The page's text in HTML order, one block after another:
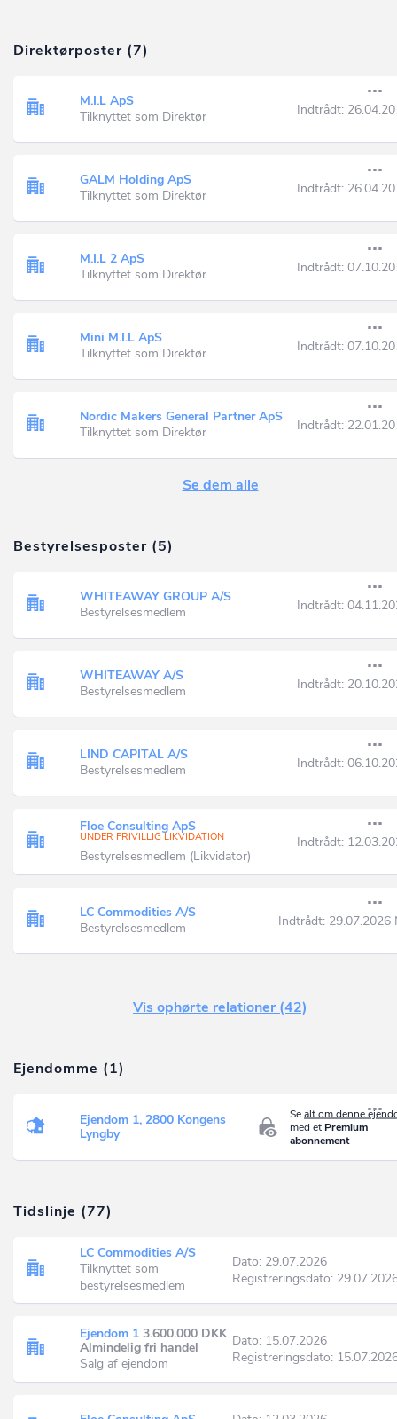
Direktørposter (7)
M.I.L ApS
Tilknyttet som Direktør
Indtrådt:
GALM Holding ApS
Tilknyttet som Direktør
Indtrådt:
M.I.L 2 ApS
Tilknyttet som Direktør
Indtrådt:
Mini M.I.L ApS
Tilknyttet som Direktør
Indtrådt:
Nordic Makers General Partner ApS
Tilknyttet som Direktør
Indtrådt:
Se dem alle
Bestyrelsesposter (5)
WHITEAWAY GROUP A/S
Bestyrelsesmedlem
Indtrådt:
WHITEAWAY A/S
Bestyrelsesmedlem
Indtrådt:
LIND CAPITAL A/S
Bestyrelsesmedlem
Indtrådt:
Floe Consulting ApS
UNDER FRIVILLIG LIKVIDATION
Bestyrelsesmedlem (Likvidator)
Indtrådt:
LC Commodities A/S
Bestyrelsesmedlem
Indtrådt: 29.07.2026
Vis ophørte relationer (42)
Ejendomme (1)
Sealt om denne
med et Premium
abonnement
Ejendom 1, 2800 Kongens
Lyngby
Tidslinje (77)
LC Commodities A/S
Tilknyttet som
bestyrelsesmedlem
Dato: 29.07.2026
Registreringsdato:
Ejendom 1 3.600.000 DKK
Almindelig fri handel
Salg af ejendom
Dato: 15.07.2026
Registreringsdato: